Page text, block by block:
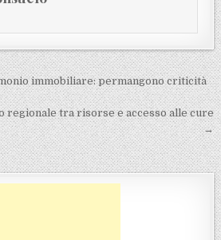
articoli
immobiliare: permangono criticità
regionale tra risorse e accesso alle cure
→